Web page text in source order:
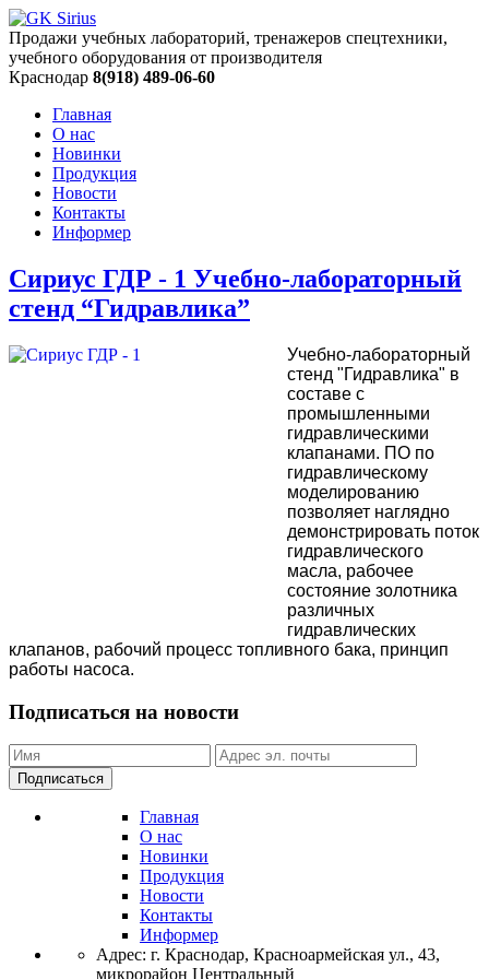
Продажи учебных лабораторий, тренажеров спецтехники,
учебного оборудования от производителя
Краснодар 8(918) 489-06-60
Главная
О нас
Новинки
Продукция
Новости
Контакты
Информер
Сириус ГДР - 1 Учебно-лабораторный
стенд “Гидравлика”
Учебно-лабораторный
стенд "Гидравлика" в
составе с
промышленными
гидравлическими
клапанами. ПО по
гидравлическому
моделированию
позволяет наглядно
демонстрировать поток
гидравлического
масла, рабочее
состояние золотника
различных
гидравлических
клапанов, рабочий процесс топливного бака, принцип
работы насоса.
Подписаться на новости
Подписаться
Главная
О нас
Новинки
Продукция
Новости
Контакты
Информер
Адрес: г. Краснодар, Красноармейская ул., 43,
микрорайон Центральный